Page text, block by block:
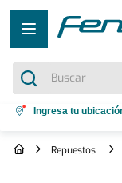
Buscar
Términos más
Ingresa tu
Repuestos